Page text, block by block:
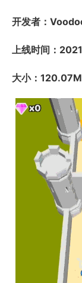
开发者：
上线时间：
大小：120.07M